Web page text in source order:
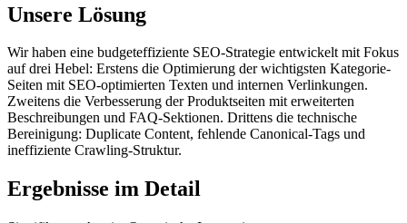
Unsere Lösung
Wir haben eine budgeteffiziente SEO-Strategie entwickelt mit Fokus
auf drei Hebel: Erstens die Optimierung der wichtigsten Kategorie-
Seiten mit SEO-optimierten Texten und internen Verlinkungen.
Zweitens die Verbesserung der Produktseiten mit erweiterten
Beschreibungen und FAQ-Sektionen. Drittens die technische
Bereinigung: Duplicate Content, fehlende Canonical-Tags und
ineffiziente Crawling-Struktur.
Ergebnisse im Detail